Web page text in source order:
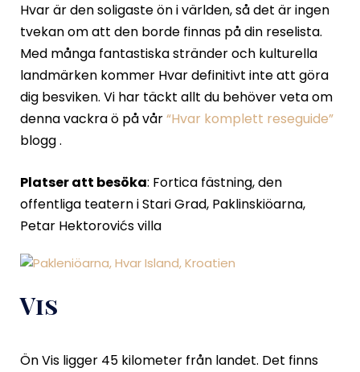
Hvar är den soligaste ön i världen, så det är ingen
tvekan om att den borde finnas på din reselista.
Med många fantastiska stränder och kulturella
landmärken kommer Hvar definitivt inte att göra
dig besviken. Vi har täckt allt du behöver veta om
denna vackra ö på vår“Hvar komplett reseguide”
blogg.
Platser att besöka: Fortica fästning, den
offentliga teatern i Stari Grad, Paklinskiöarna,
Petar Hektorovićs villa
Vis
Ön Vis ligger 45 kilometer från landet. Det finns